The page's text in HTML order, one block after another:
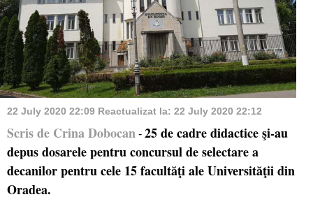
22 July 2020 22:09 Reactualizat la: 22 July 2020 22:12
Scris de Crina Dobocan - 25 de cadre didactice şi-au
depus dosarele pentru concursul de selectare a
decanilor pentru cele 15 facultăţi ale Universităţii din
Oradea.